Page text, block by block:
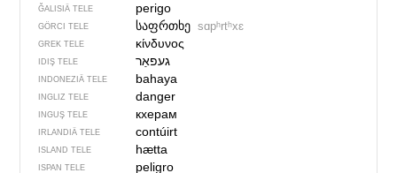
ĞALISIÄ TELE perigo
GÖRCI TELE საფრთხე sɑpʰrtʰxɛ
GREK TELE κίνδυνος
IDIŞ TELE
INDONEZIÄ TELE bahaya
INGLIZ TELE danger
INGUŞ TELE кхерам
IRLANDIÄ TELE contúirt
ISLAND TELE hætta
ISPAN TELE peligro